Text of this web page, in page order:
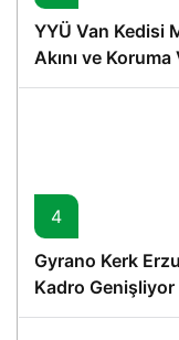
YYÜ Van Kedisi
Akını ve
4
Gyrano Kerk
Kadro Genişliyor